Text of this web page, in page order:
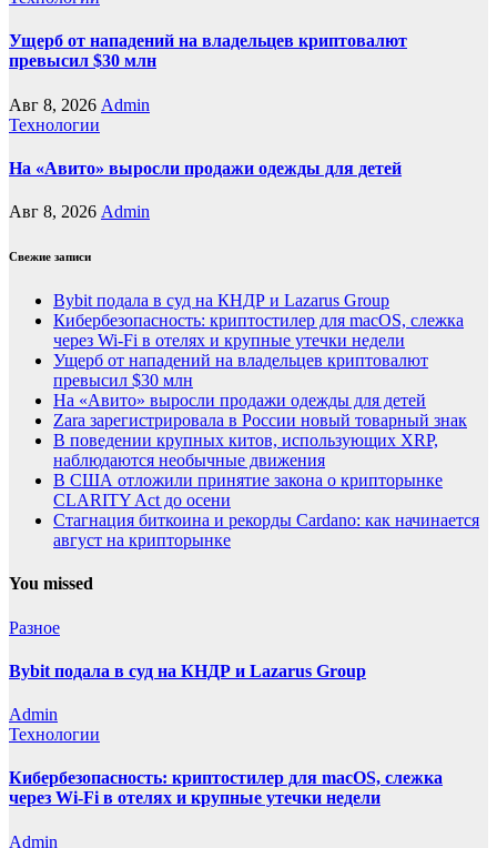
Ущерб от нападений на владельцев криптовалют
превысил $30 млн
Авг 8, 2026 Admin
Технологии
На «Авито» выросли продажи одежды для детей
Авг 8, 2026 Admin
Свежие записи
Bybit подала в суд на КНДР и Lazarus Group
Кибербезопасность: криптостилер для macOS, слежка
через Wi-Fi в отелях и крупные утечки недели
Ущерб от нападений на владельцев криптовалют
превысил $30 млн
На «Авито» выросли продажи одежды для детей
Zara зарегистрировала в России новый товарный знак
В поведении крупных китов, использующих XRP,
наблюдаются необычные движения
В США отложили принятие закона о крипторынке
CLARITY Act до осени
Стагнация биткоина и рекорды Cardano: как начинается
август на крипторынке
You missed
Разное
Bybit подала в суд на КНДР и Lazarus Group
Admin
Технологии
Кибербезопасность: криптостилер для macOS, слежка
через Wi-Fi в отелях и крупные утечки недели
Admin